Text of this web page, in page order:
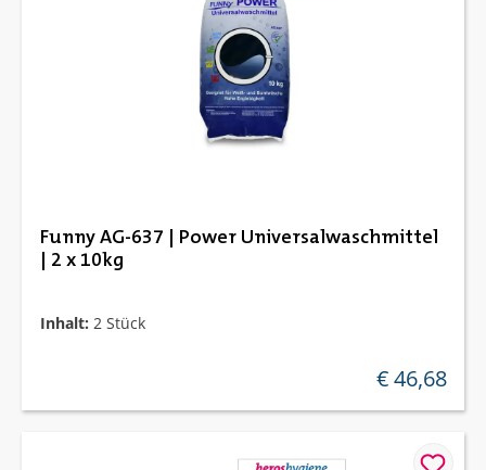
Funny AG-637 | Power Universalwaschmittel
| 2 x 10kg
Inhalt: 2 Stück
regulärer
€ 46,68